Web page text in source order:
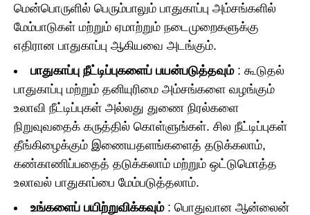
மென்பொருளில் பெரும்பாலும் பாதுகாப்பு அம்சங்களில்
மேம்பாடுகள் மற்றும் ஏமாற்றும் நடைமுறைகளுக்கு
எதிரான பாதுகாப்பு ஆகியவை அடங்கும்.
பாதுகாப்பு நீட்டிப்புகளைப் பயன்படுத்தவும்: கூடுதல்
பாதுகாப்பு மற்றும் தனியுரிமை அம்சங்களை வழங்கும்
உலாவி நீட்டிப்புகள் அல்லது துணை நிரல்களை
நிறுவுவதைக் கருத்தில் கொள்ளுங்கள். சில நீட்டிப்புகள்
தீங்கிழைக்கும் இணையதளங்களைத் தடுக்கலாம்,
கண்காணிப்பதைத் தடுக்கலாம் மற்றும் ஒட்டுமொத்த
உலாவல் பாதுகாப்பை மேம்படுத்தலாம்.
உங்களைப் பயிற்றுவிக்கவும்: பொதுவான ஆன்லைன்